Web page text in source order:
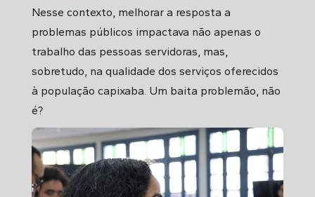
Nesse contexto, melhorar a resposta a
problemas públicos impactava não apenas o
trabalho das pessoas servidoras, mas,
sobretudo, na qualidade dos serviços oferecidos
à população capixaba. Um baita problemão, não
é?